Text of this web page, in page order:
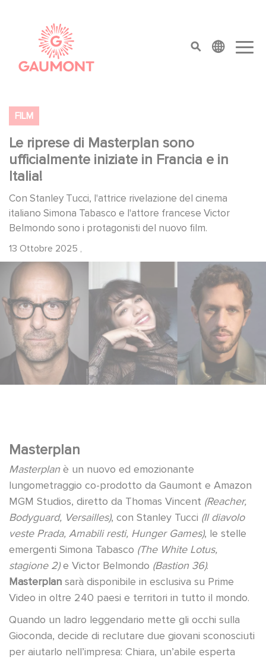
top menu
FILM
Le riprese di Masterplan sono
ufficialmente iniziate in Francia e in
Italia!
Con Stanley Tucci, l'attrice rivelazione del cinema
italiano Simona Tabasco e l'attore francese Victor
Belmondo sono i protagonisti del nuovo film.
13 Ottobre 2025 ,
Masterplan
Masterplan è un nuovo ed emozionante
lungometraggio co-prodotto da Gaumont e Amazon
MGM Studios, diretto da Thomas Vincent (Reacher,
Bodyguard, Versailles), con Stanley Tucci (Il diavolo
veste Prada, Amabili resti, Hunger Games), le stelle
emergenti Simona Tabasco (The White Lotus,
stagione 2)e Victor Belmondo (Bastion 36).
Masterplan sarà disponibile in esclusiva su Prime
Video in oltre 240 paesi e territori in tutto il mondo.
Quando un ladro leggendario mette gli occhi sulla
Gioconda, decide di reclutare due giovani sconosciuti
per aiutarlo nell’impresa: Chiara, un’abile esperta